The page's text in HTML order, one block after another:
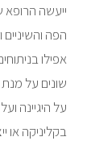
ייעשה הרופא
הפה
אפילו
שונים על מנת
על היגיינה
בקליניקה או